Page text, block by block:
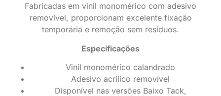
Fabricadas em vinil monomérico com adesivo
removível, proporcionam excelente fixação
temporária e remoção sem resíduos.
Especificações
Vinil monomérico calandrado
Adesivo acrílico removível
Disponível nas versões Baixo Tack,